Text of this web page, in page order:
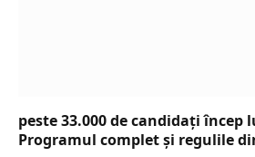
peste 33.000 de candidați încep
Programul complet și regulile